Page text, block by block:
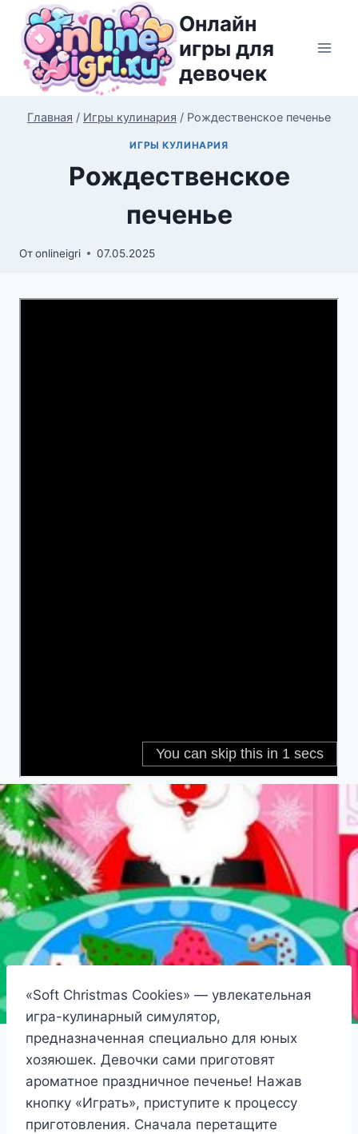
Перейти
содержимому
Онлайн
игры для
девочек
Главная / Игры кулинария / Рождественское печенье
ИГРЫ КУЛИНАРИЯ
Рождественское
печенье
Отonlineigri 07.05.2025
«Soft Christmas Cookies» — увлекательная
игра-кулинарный симулятор,
предназначенная специально для юных
хозяюшек. Девочки сами приготовят
ароматное праздничное печенье! Нажав
кнопку «Играть», приступите к процессу
приготовления. Сначала перетащите